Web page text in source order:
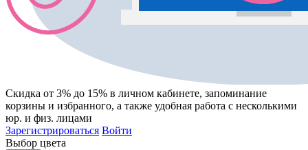
Скидка от 3% до 15% в личном кабинете, запоминание
корзины и избранного, а также удобная работа с несколькими
юр. и физ. лицами
Зарегистрироваться Войти
Выбор цвета